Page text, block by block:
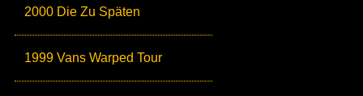
2000 Die Zu Späten
1999 Vans Warped Tour